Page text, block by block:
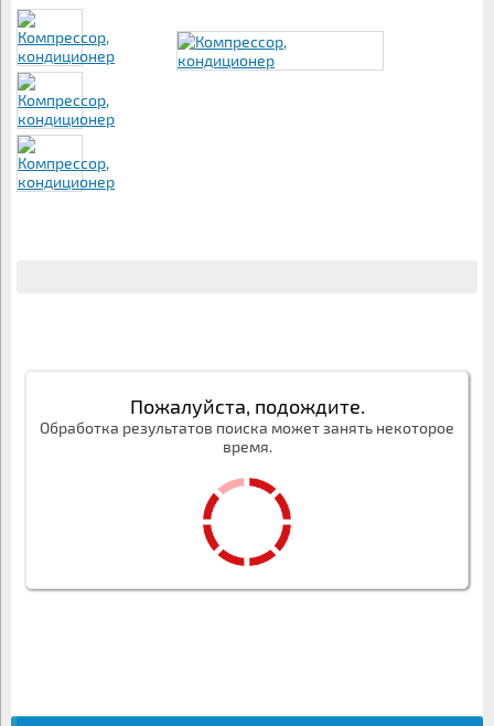
Пожалуйста, подождите.
Обработка результатов поиска может занять некоторое
время.